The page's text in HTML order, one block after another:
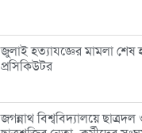
জুলাই হত্যাযজ্ঞের মামলা
প্রসিকিউটর
জগন্নাথ বিশ্ববিদ্যালয়ে